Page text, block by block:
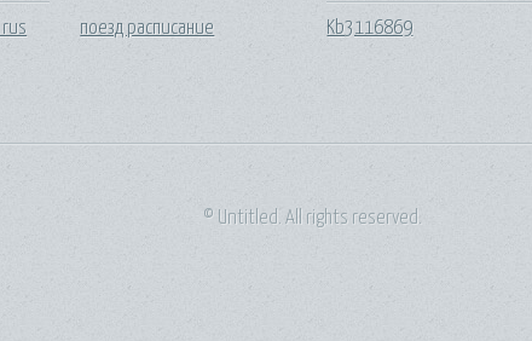
поезд расписание
Kb3116869
© Untitled. All rights reserved.